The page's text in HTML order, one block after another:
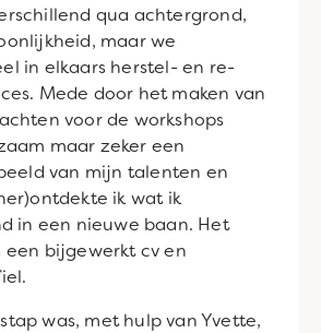
qua achtergrond,
maar we
in elkaars herstel- en re-
Mede door het maken van
voor de workshops
maar zeker een
van mijn talenten en
ik wat ik
in een nieuwe baan. Het
een bijgewerkt cv en
was, met hulp van Yvette,